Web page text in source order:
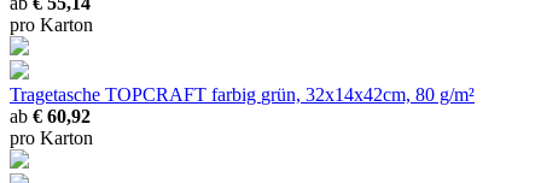
pro Karton
Tragetasche TOPCRAFT farbig grün, 32x14x42cm, 80 g/m²
ab € 60,92
pro Karton